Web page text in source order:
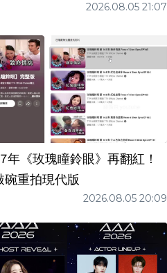
2026.08.05 21:07
年《玫瑰瞳鈴眼》再翻紅！
碗重拍現代版
2026.08.05 20:09